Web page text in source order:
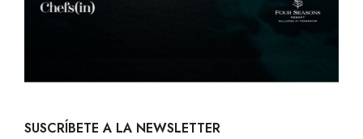
SUSCRÍBETE A LA NEWSLETTER